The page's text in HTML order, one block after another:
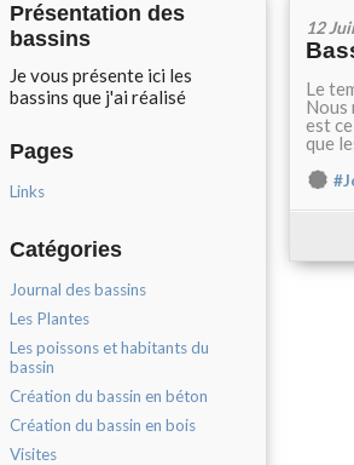
Présentation des
bassins
Je vous présente ici les
bassins que j'ai réalisé
Pages
Links
Catégories
Journal des bassins
Les Plantes
Les poissons et habitants du
bassin
Création du bassin en béton
Création du bassin en bois
Visites
12
Le
Nous
est
que